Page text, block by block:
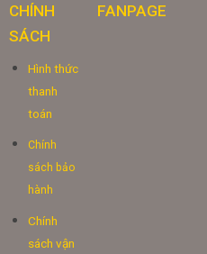
CHÍNH
SÁCH
Hình thức
thanh
toán
Chính
sách bảo
hành
Chính
sách vận
FANPAGE